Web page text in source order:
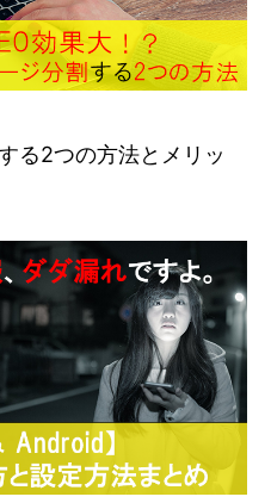
る2つの方法とメリッ